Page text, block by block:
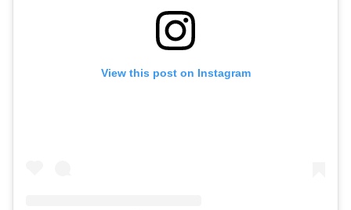
View this post on Instagram